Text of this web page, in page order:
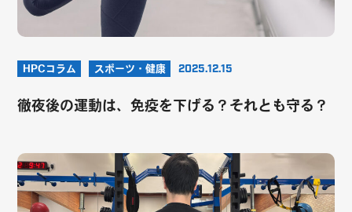
HPCコラム スポーツ・健康 2025.12.15
徹夜後の運動は、免疫を下げる？それとも守る？